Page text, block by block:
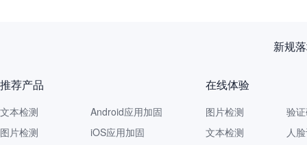
推荐产品
文本检测
图片检测
Android应用加固
iOS应用加固
在线体验
图片检测
文本检测
验
人